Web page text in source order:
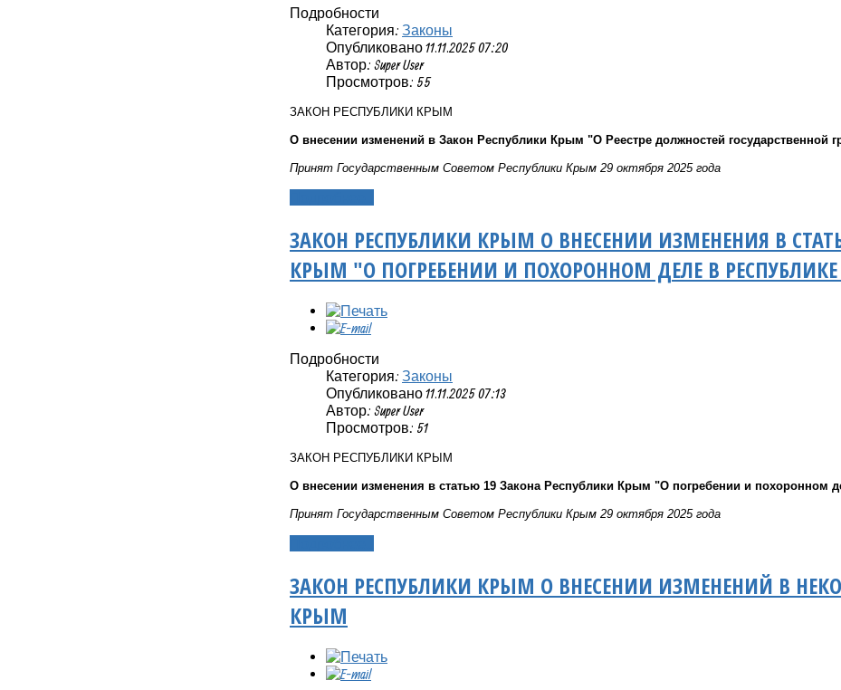
Подробности
Категория: Законы
Опубликовано 11.11.2025 07:20
Автор: Super User
Просмотров: 55
ЗАКОН РЕСПУБЛИКИ КРЫМ
О внесении изменений в Закон Республики Крым "О Реестре должностей государственной
Принят Государственным Советом Республики Крым 29 октября 2025 года
ЗАКОН РЕСПУБЛИКИ КРЫМ О ВНЕСЕНИИ ИЗМЕНЕНИЯ В
КРЫМ "О ПОГРЕБЕНИИ И ПОХОРОННОМ ДЕЛЕ В
Подробности
Категория: Законы
Опубликовано 11.11.2025 07:13
Автор: Super User
Просмотров: 51
ЗАКОН РЕСПУБЛИКИ КРЫМ
О внесении изменения в статью 19 Закона Республики Крым "О погребении и похоронном
Принят Государственным Советом Республики Крым 29 октября 2025 года
ЗАКОН РЕСПУБЛИКИ КРЫМ О ВНЕСЕНИИ ИЗМЕНЕНИЙ В
КРЫМ